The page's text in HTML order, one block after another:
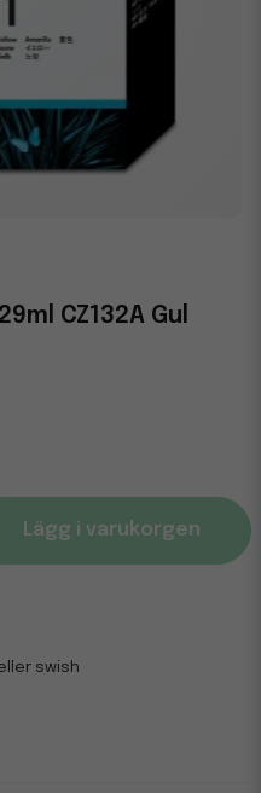
CZ132A Gul
Lägg i varukorgen
swish